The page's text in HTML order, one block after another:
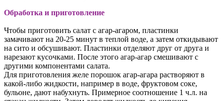
Обработка и приготовление
Чтобы приготовить салат с агар-агаром, пластинки
замачивают на 20-25 минут в теплой воде, а затем откидывают
на сито и обсушивают. Пластинки отделяют друг от друга и
нарезают кусочками. После этого агар-агар смешивают с
другими компонентами салата.
Для приготовления желе порошок агар-агара растворяют в
какой-либо жидкости, например в воде, фруктовом соке,
бульоне, дают набухнуть. Примерное соотношение 1 ч.л. на